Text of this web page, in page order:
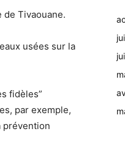
de Tivaouane.
usées sur la
fidèles”
par exemple,
prévention